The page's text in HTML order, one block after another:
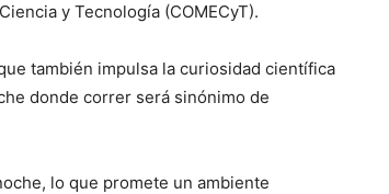
y Tecnología (COMECyT).
también impulsa la curiosidad científica
donde correr será sinónimo de
lo que promete un ambiente